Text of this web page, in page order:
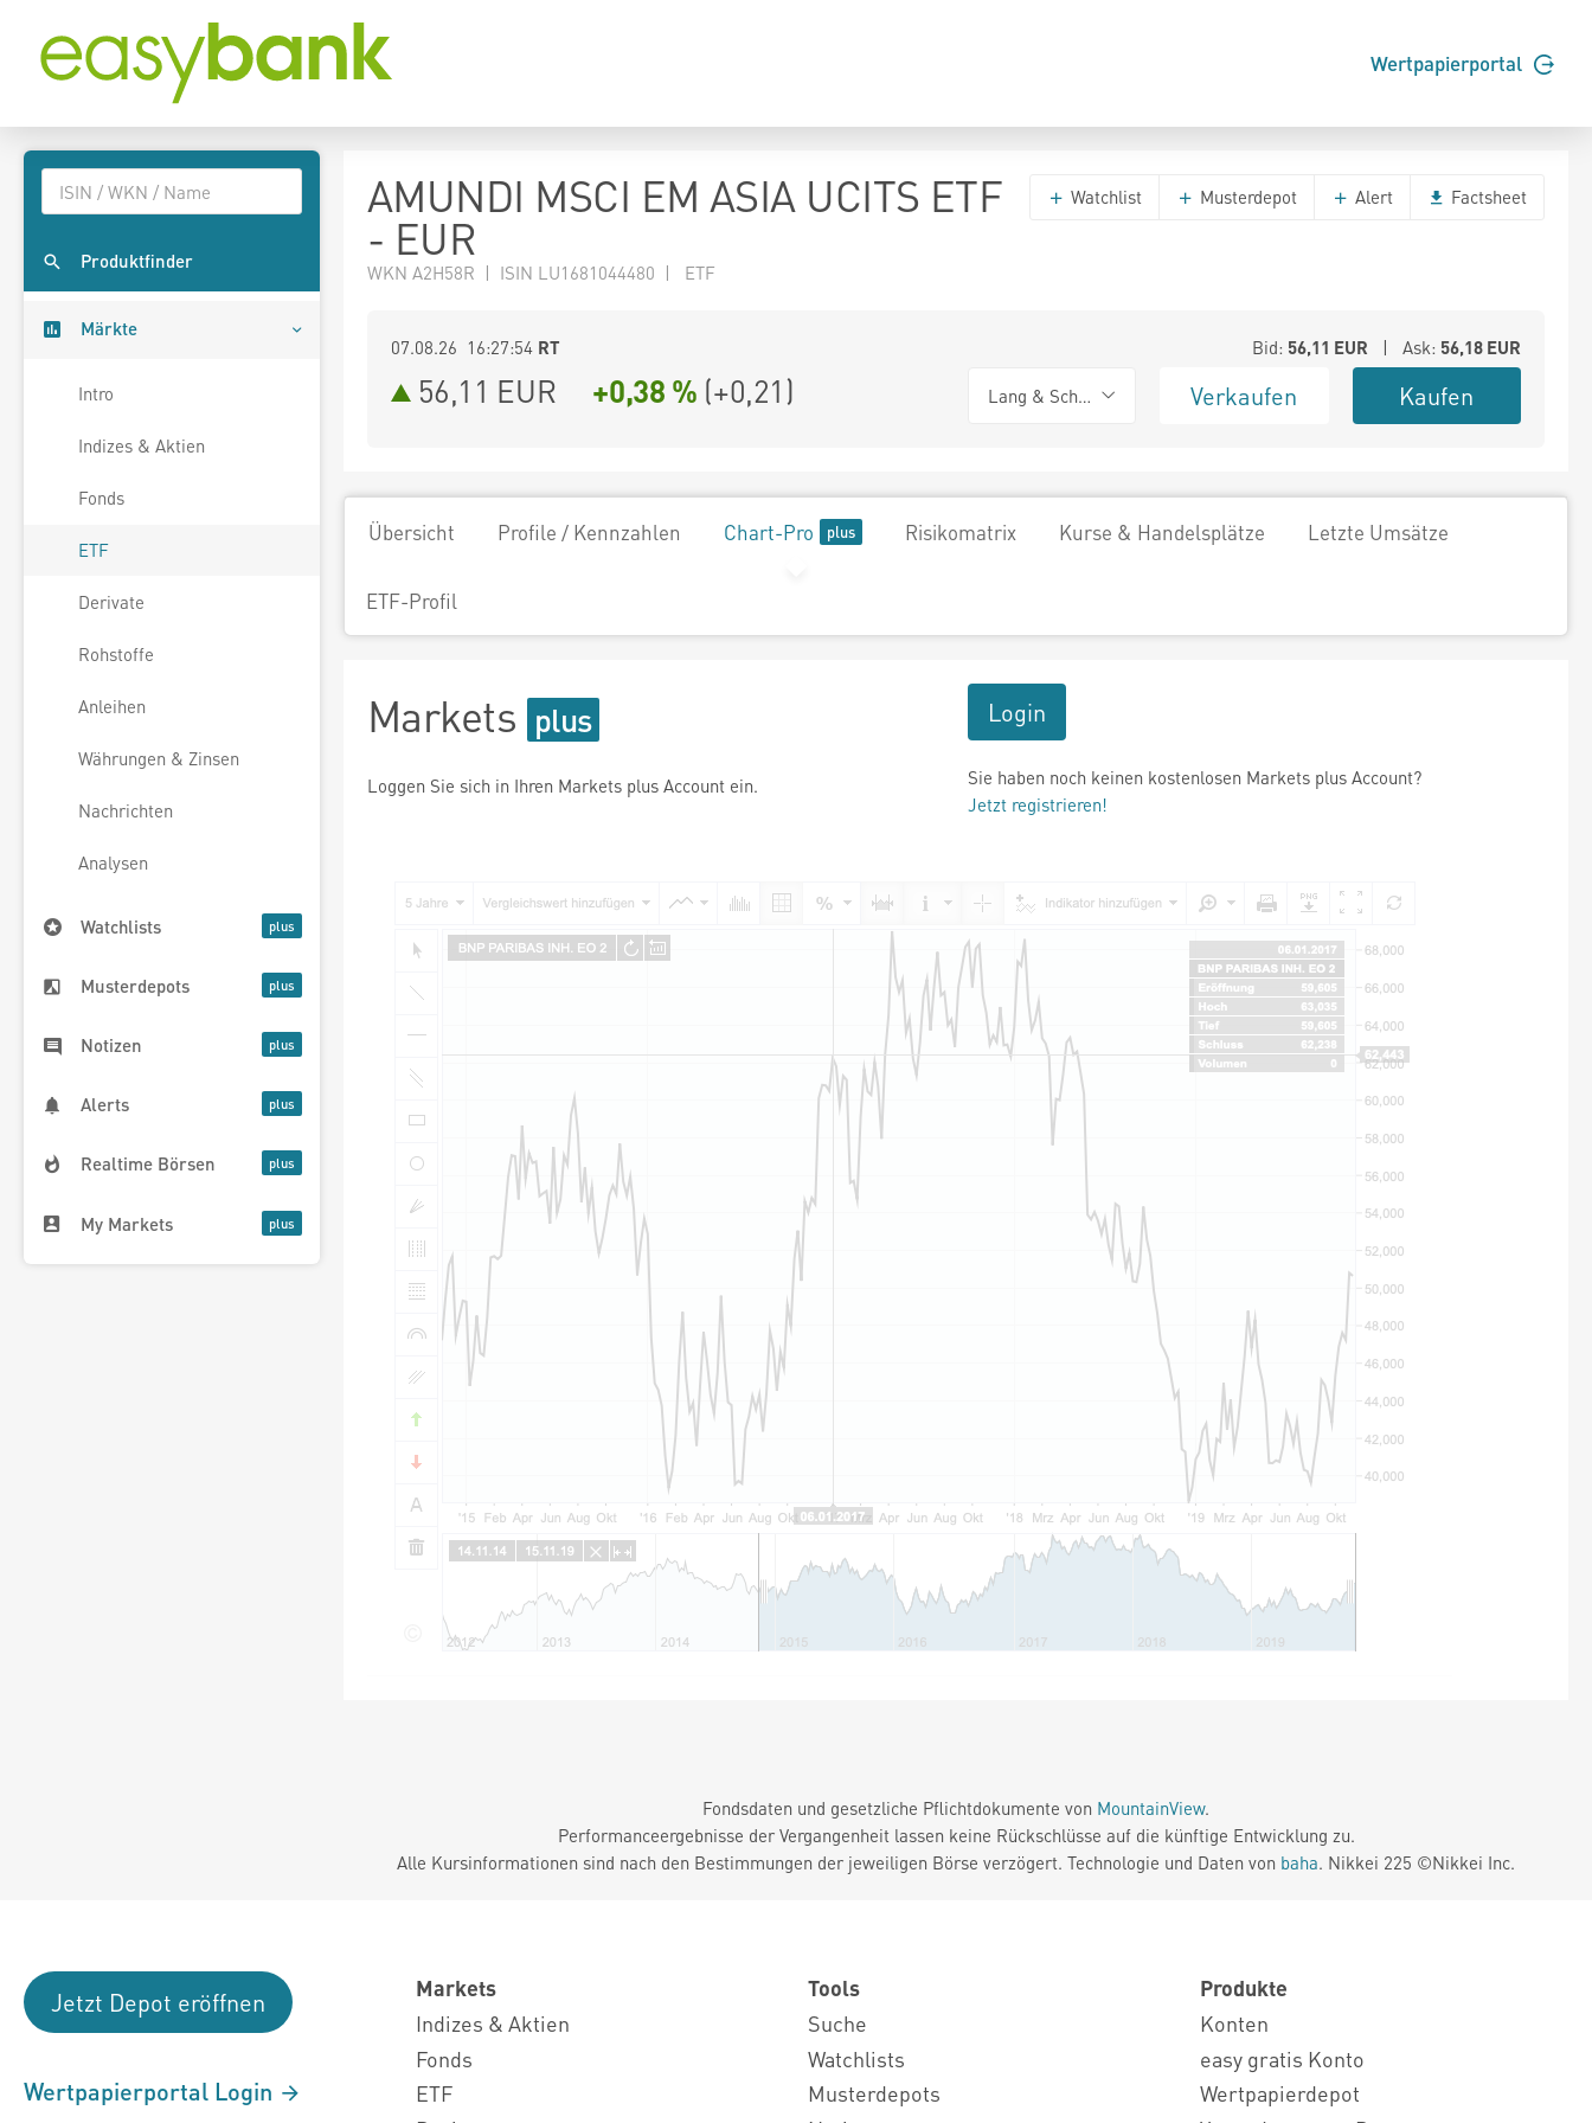
Wertpapierportal
Produktfinder
Märkte
Intro
Indizes & Aktien
Fonds
ETF
Derivate
Rohstoffe
Anleihen
Währungen & Zinsen
Nachrichten
Analysen
Watchlists
Musterdepots
Notizen
Alerts
Realtime Börsen
My Markets
AMUNDI MSCI EM ASIA UCITS ETF
- EUR
WKN A2H58R | ISIN LU1681044480 | ETF
Watchlist Musterdepot Alert Factsheet
07.08.26 16:27:54 RT Bid: 56,11 EUR | Ask: 56,18EUR
56,11 EUR +0,38 % (+0,21) Lang & Schwarz Verkaufen Kaufen
Übersicht Profile / Kennzahlen Chart-Pro Risikomatrix Kurse & Handelsplätze Letzte Umsätze
ETF-Profil
Markets
Loggen Sie sich in Ihren Markets plus Account ein.
Login
Sie haben noch keinen kostenlosen Markets plus Account?
Jetzt registrieren!
Fondsdaten und gesetzliche Pflichtdokumente von MountainView.
Performanceergebnisse der Vergangenheit lassen keine Rückschlüsse auf die künftige Entwicklung zu.
Alle Kursinformationen sind nach den Bestimmungen der jeweiligen Börse verzögert. Technologie und Daten von baha. Nikkei 225 ©Nikkei Inc.
Jetzt Depot eröffnen
Wertpapierportal Login
Markets
Indizes & Aktien
Fonds
ETF
Tools
Suche
Watchlists
Musterdepots
Produkte
Konten
easy gratis Konto
Wertpapierdepot